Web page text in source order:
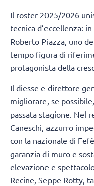
Il roster 2025/2026
tecnica d’eccellenza:
Roberto Piazza, uno
tempo figura di
protagonista della
Il diesse e direttore
migliorare, se
passata stagione. Nel
Caneschi, azzurro
con la nazionale di
garanzia di muro e
elevazione e
Recine, Seppe Rotty,